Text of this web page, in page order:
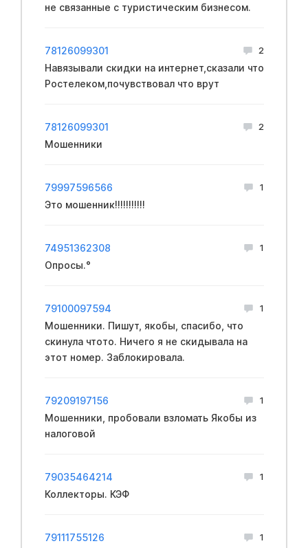
не связанные с туристическим бизнесом.
78126099301 2
Навязывали скидки на интернет,сказали что
Ростелеком,почувствовал что врут
78126099301 2
Мошенники
79997596566 1
Это мошенник!!!!!!!!!!!
74951362308 1
Опросы.°
79100097594 1
Мошенники. Пишут, якобы, спасибо, что
скинула чтото. Ничего я не скидывала на
этот номер. Заблокировала.
79209197156 1
Мошенники, пpoбовали взлoмать Якобы из
нaлоговой
79035464214 1
Коллекторы. КЭФ
79111755126 1